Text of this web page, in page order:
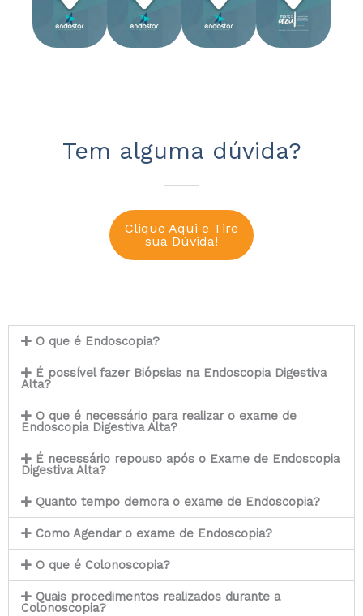
Tem alguma dúvida?
Clique Aqui e Tire
sua Dúvida!
O que é Endoscopia?
É possível fazer Biópsias na Endoscopia Digestiva
Alta?
O que é necessário para realizar o exame de
Endoscopia Digestiva Alta?
É necessário repouso após o Exame de Endoscopia
Digestiva Alta?
Quanto tempo demora o exame de Endoscopia?
Como Agendar o exame de Endoscopia?
O que é Colonoscopia?
Quais procedimentos realizados durante a
Colonoscopia?